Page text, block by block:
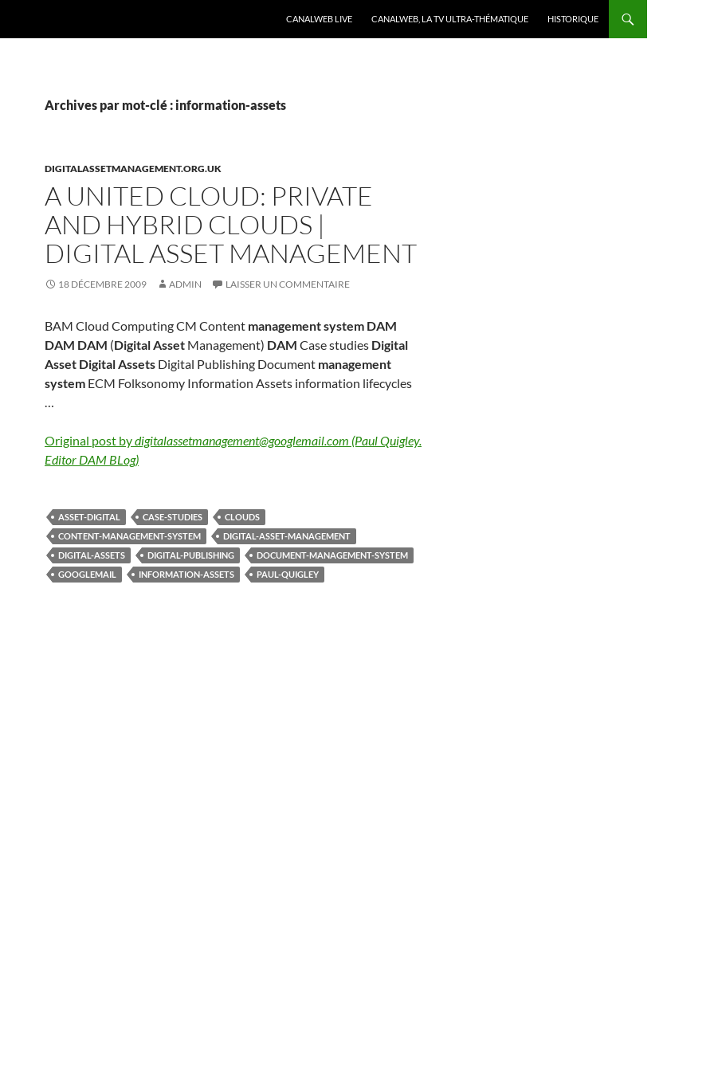
CANALWEB LIVE CANALWEB, LA TV ULTRA-THÉMATIQUE HISTORIQUE
Archives par mot-clé : information-assets
DIGITALASSETMANAGEMENT.ORG.UK
A UNITED CLOUD: PRIVATE
AND HYBRID CLOUDS |
DIGITAL ASSET MANAGEMENT
18 DÉCEMBRE 2009 ADMIN LAISSER UN COMMENTAIRE
BAM Cloud Computing CM Content management system DAM
DAM DAM (Digital Asset Management) DAM Case studies Digital
Asset Digital Assets Digital Publishing Document management
system ECM Folksonomy Information Assets information lifecycles
…
Original post bydigitalassetmanagement@googlemail.com (Paul Quigley.
Editor DAM BLog)
ASSET-DIGITAL CASE-STUDIES
CLOUDS
CONTENT-MANAGEMENT-SYSTEM
DIGITAL-ASSET-MANAGEMENT
DIGITAL-ASSETS
DIGITAL-PUBLISHING
DOCUMENT-MANAGEMENT-SYSTEM
GOOGLEMAIL
INFORMATION-ASSETS PAUL-QUIGLEY